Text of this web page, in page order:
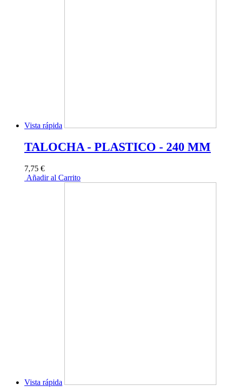
Vista rápida
TALOCHA - PLASTICO - 240 MM
7,75 €
Añadir al Carrito
Vista rápida